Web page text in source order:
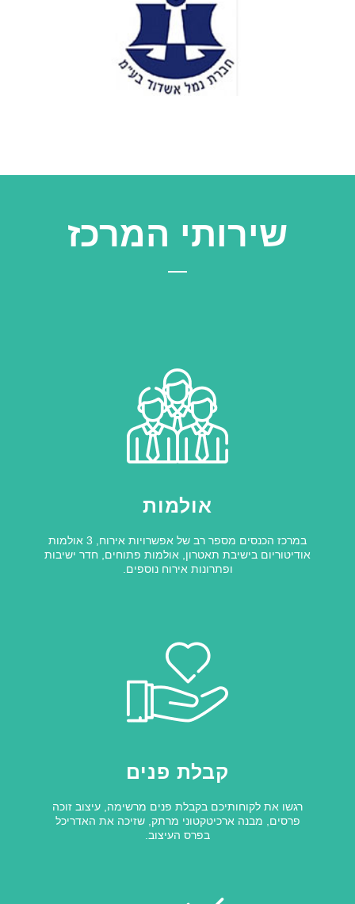
שירותי המרכז
אולמות
במרכז הכנסים מספר רב של אפשרויות אירוח, 3 אולמות
אודיטוריום בישיבת תאטרון, אולמות פתוחים, חדר ישיבות
ופתרונות אירוח נוספים.
קבלת פנים
רגשו את לקוחותיכם בקבלת פנים מרשימה, עיצוב זוכה
פרסים, מבנה ארכיטקטוני מרתק, שזיכה את האדריכל
בפרס העיצוב.